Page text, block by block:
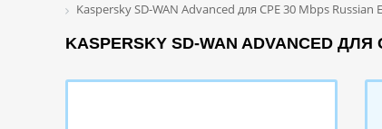
Kaspersky SD-WAN Advanced для CPE 30 Mbps
KASPERSKY SD-WAN ADVANCED